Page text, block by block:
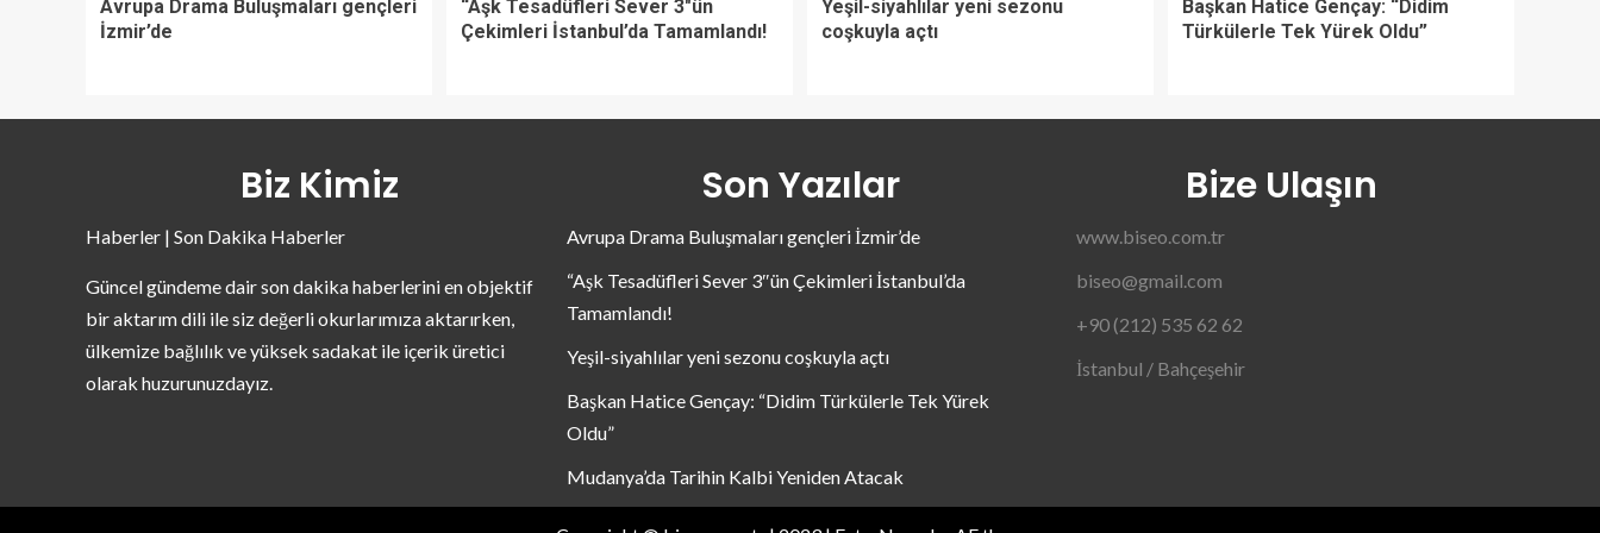
Avrupa Drama Buluşmaları gençleri
İzmir’de
“Aşk Tesadüfleri Sever 3″ün
Çekimleri İstanbul’da Tamamlandı!
Yeşil-siyahlılar yeni sezonu
coşkuyla açtı
Başkan Hatice Gençay: “Didim
Türkülerle Tek Yürek Oldu”
Biz Kimiz
Haberler | Son Dakika Haberler
Güncel gündeme dair son dakika haberlerini en objektif
bir aktarım dili ile siz değerli okurlarımıza aktarırken,
ülkemize bağlılık ve yüksek sadakat ile içerik üretici
olarak huzurunuzdayız.
Son Yazılar
Avrupa Drama Buluşmaları gençleri İzmir’de
“Aşk Tesadüfleri Sever 3″ün Çekimleri İstanbul’da
Tamamlandı!
Yeşil-siyahlılar yeni sezonu coşkuyla açtı
Başkan Hatice Gençay: “Didim Türkülerle Tek Yürek
Oldu”
Mudanya’da Tarihin Kalbi Yeniden Atacak
Bize Ulaşın
www.biseo.com.tr
biseo@gmail.com
+90 (212) 535 62 62
İstanbul / Bahçeşehir